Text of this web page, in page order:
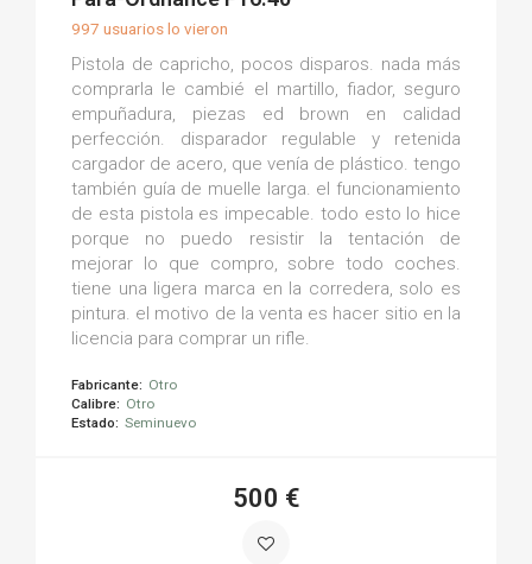
997 usuarios lo vieron
Pistola de capricho, pocos disparos. nada más
comprarla le cambié el martillo, fiador, seguro
empuñadura, piezas ed brown en calidad
perfección. disparador regulable y retenida
cargador de acero, que venía de plástico. tengo
también guía de muelle larga. el funcionamiento
de esta pistola es impecable. todo esto lo hice
porque no puedo resistir la tentación de
mejorar lo que compro, sobre todo coches.
tiene una ligera marca en la corredera, solo es
pintura. el motivo de la venta es hacer sitio en la
licencia para comprar un rifle.
Fabricante: Otro
Calibre: Otro
Estado: Seminuevo
500 €